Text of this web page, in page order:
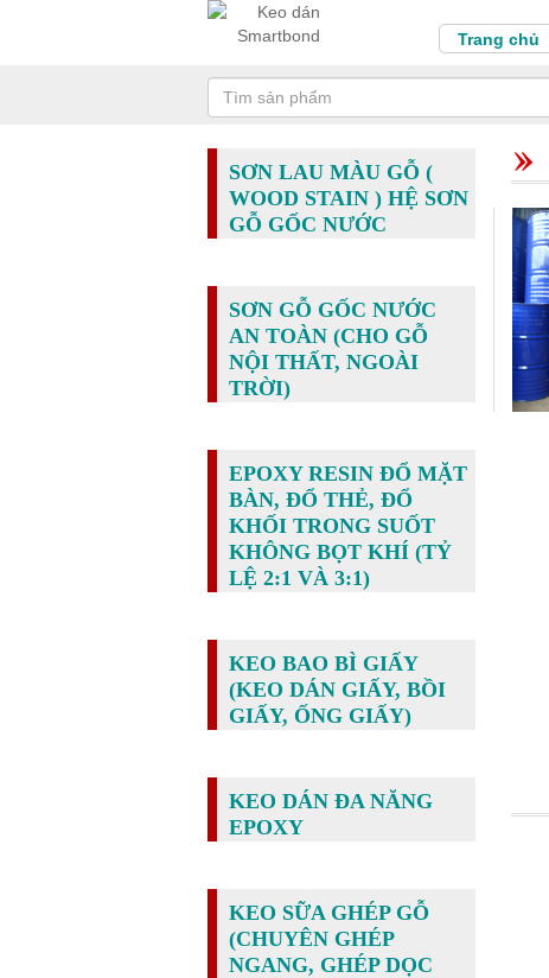
Trang chủ
SƠN LAU MÀU GỖ (
WOOD STAIN ) HỆ SƠN
GỖ GỐC NƯỚC
SƠN GỖ GỐC NƯỚC
AN TOÀN (CHO GỖ
NỘI THẤT, NGOÀI
TRỜI)
EPOXY RESIN ĐỔ MẶT
BÀN, ĐỔ THẺ, ĐỔ
KHỐI TRONG SUỐT
KHÔNG BỌT KHÍ (TỶ
LỆ 2:1 VÀ 3:1)
KEO BAO BÌ GIẤY
(KEO DÁN GIẤY, BỒI
GIẤY, ỐNG GIẤY)
KEO DÁN ĐA NĂNG
EPOXY
KEO SỮA GHÉP GỖ
(CHUYÊN GHÉP
NGANG, GHÉP DỌC